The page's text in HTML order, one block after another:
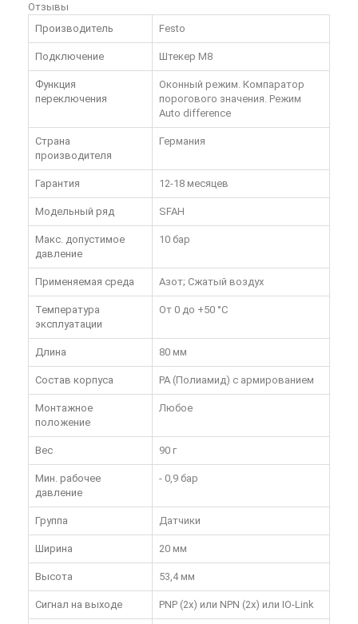
Отзывы
Производитель
Festo
Подключение Штекер М8
Функция
переключения
Оконный режим. Компаратор
порогового значения. Режим
Auto difference
Страна
производителя
Германия
Гарантия 12-18 месяцев
Модельный ряд SFAH
Макс. допустимое
давление
10 бар
Применяемая среда Азот; Сжатый воздух
Температура
эксплуатации
От 0 до +50 °C
Длина 80 мм
Состав корпуса PA (Полиамид) с армированием
Монтажное
положение
Любое
Вес 90 г
Мин. рабочее
давление
- 0,9 бар
Группа Датчики
Ширина 20 мм
Высота 53,4 мм
Сигнал на выходе PNP (2х) или NPN (2х) или IO-Link